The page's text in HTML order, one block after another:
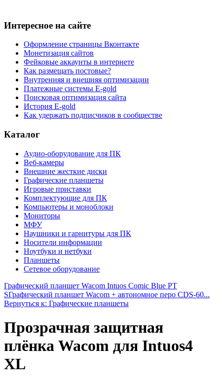
Интересное на сайте
Оформление страницы Вконтакте
Монетизация сайтов
Фейковые аккаунты в интернете
Как размещать постовые?
Внутренняя и внешняя оптимизации
Платежные системы E-gold
Поисковая оптимизация сайта
История E-gold
Как удержать подписчиков в сообществе
Каталог
Аудио-оборудование для ПК
Веб-камеры
Внешние жесткие диски
Графические планшеты
Игровые приставки
Комплектующие для ПК
Компьютеры и моноблоки
Мониторы
МФУ
Наушники и гарнитуры для ПК
Носители информации
Ноутбуки и нетбуки
Планшеты
Сетевое оборудование
Графический планшет Wacom Intuos Comic Blue PT
SГрафический планшет Wacom + автономное перо CDS-60...
Вернуться к: Графические планшеты
Прозрачная защитная
плёнка Wacom для Intuos4
XL